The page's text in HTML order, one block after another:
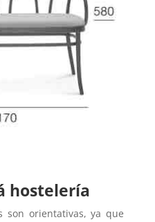
hostelería
son orientativas, ya que